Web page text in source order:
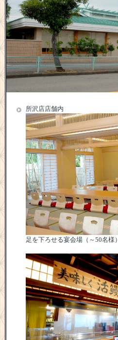
所沢店店舗内
足を下ろせる宴会場（～50名様）